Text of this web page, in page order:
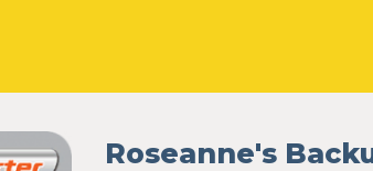
Roseanne's